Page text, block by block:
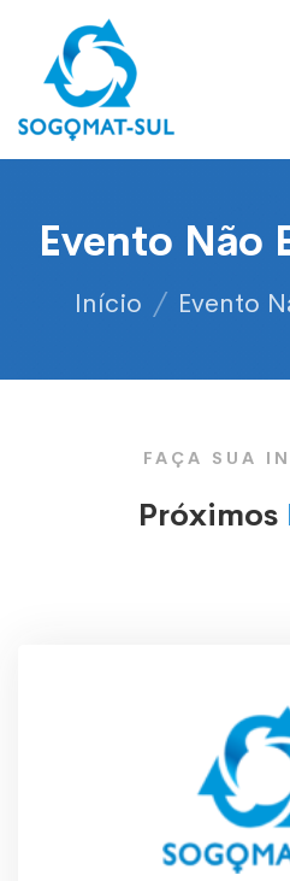
Evento Não
Início / Evento
FAÇA SUA
Próximos